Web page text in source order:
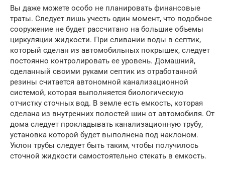
Вы даже можете особо не планировать финансовые
траты. Следует лишь учесть один момент, что подобное
сооружение не будет рассчитано на большие объемы
циркуляции жидкости. При сливании воды в септик,
который сделан из автомобильных покрышек, следует
постоянно контролировать ее уровень. Домашний,
сделанный своими руками септик из отработанной
резины считается автономной канализационной
системой, которая выполняется биологическую
отчистку сточных вод. В земле есть емкость, которая
сделана из внутренних полостей шин от автомобиля. От
дома следует прокладывать канализационную трубу,
установка которой будет выполнена под наклоном.
Уклон трубы следует быть таким, чтобы получилось
сточной жидкости самостоятельно стекать в емкость.